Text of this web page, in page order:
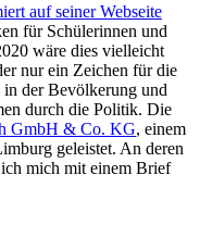
auf seiner Webseite
für Schülerinnen und
wäre dies vielleicht
nur ein Zeichen für die
der Bevölkerung und
durch die Politik. Die
GmbH & Co. KG, einem
geleistet. An deren
ich mich mit einem Brief